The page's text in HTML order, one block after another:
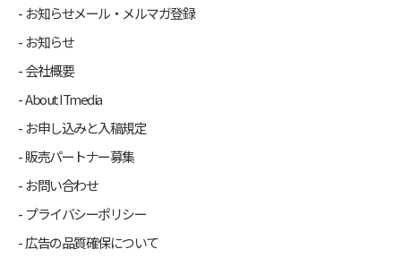
お知らせメール・メルマガ登録
お知らせ
会社概要
About ITmedia
お申し込みと入稿規定
販売パートナー募集
お問い合わせ
プライバシーポリシー
広告の品質確保について